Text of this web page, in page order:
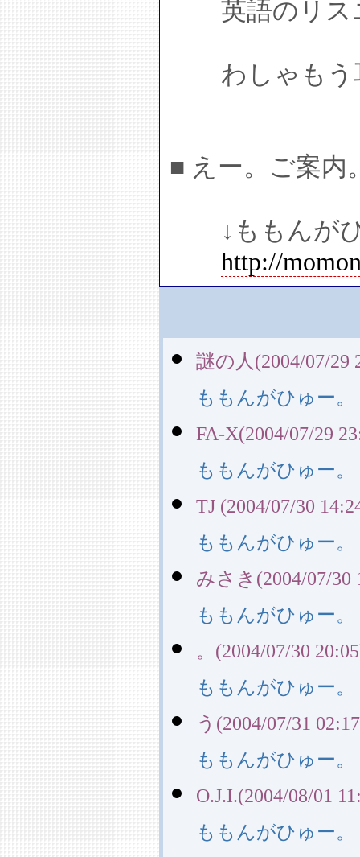
英語のリス
わしゃもう
■ えー。ご案内
↓ももんがひ
http://
謎の人(2004/07/29
ももんがひゅー。
FA-X(2004/07/29
ももんがひゅー。
TJ (2004/07/30
ももんがひゅー。
みさき(2004/07/30
ももんがひゅー。
。(2004/07/30
ももんがひゅー。
う(2004/07/31
ももんがひゅー。
O.J.I.(2004/08/01
ももんがひゅー。